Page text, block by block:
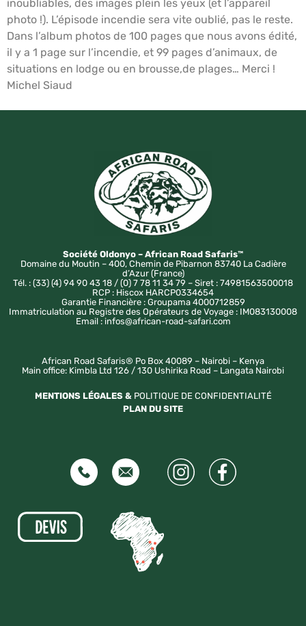
inoubliables, des images plein les yeux (et l’appareil
photo !). L’épisode incendie sera vite oublié, pas le reste.
Dans l’album photos de 100 pages que nous avons édité,
il y a 1 page sur l’incendie, et 99 pages d’animaux, de
situations en lodge ou en brousse,de plages… Merci !
Michel Siaud
Société Oldonyo – African Road Safaris™
Domaine du Moutin – 400, Chemin de Pibarnon 83740 La Cadière
d’Azur (France)
Tél. : (33) (4) 94 90 43 18 / (0) 7 78 11 34 79 – Siret : 74981563500018
RCP : Hiscox HARCP0334654
Garantie Financière : Groupama 4000712859
Immatriculation au Registre des Opérateurs de Voyage : IM083130008
Email : infos@african-road-safari.com
African Road Safaris® Po Box 40089 – Nairobi – Kenya
Main office: Kimbla Ltd 126 / 130 Ushirika Road – Langata Nairobi
MENTIONS LÉGALES & POLITIQUE DE CONFIDENTIALITÉ
PLAN DU SITE